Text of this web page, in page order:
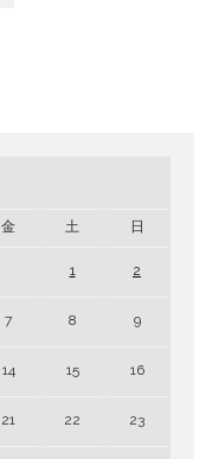
金 土 日
1 2
7 8 9
14 15 16
21 22 23